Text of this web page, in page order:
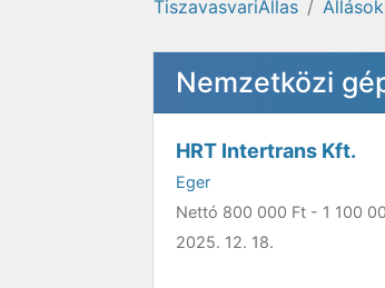
TiszavasvariAllas Állások
Nemzetközi
HRT Intertrans Kft.
Eger
Nettó 800 000 Ft - 1 100
2025. 12. 18.